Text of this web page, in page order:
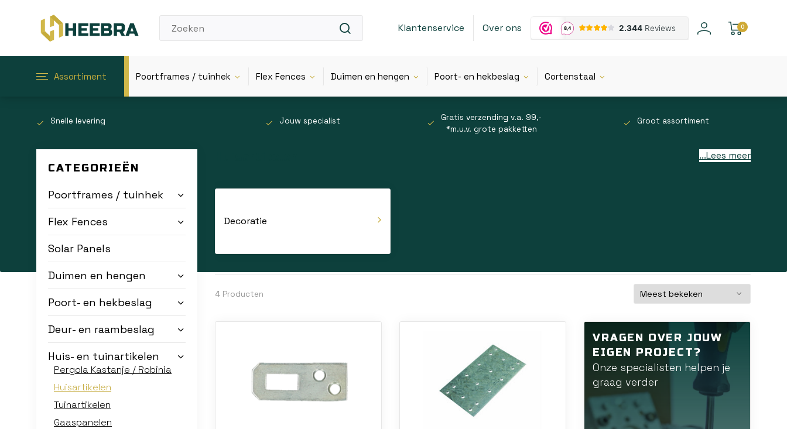
Klantenservice Over ons 0
Assortiment Poortframes / tuinhek Flex Fences Duimen en hengen Poort- en hekbeslag Cortenstaal
Snelle levering Jouw specialist
Gratis verzending v.a. 99,-
*m.u.v. grote pakketten
Groot assortiment
CATEGORIEËN
Poortframes / tuinhek
Flex Fences
Solar Panels
Duimen en hengen
Poort- en hekbeslag
Deur- en raambeslag
Huis- en tuinartikelen
Pergola Kastanje / Robinia
Huisartikelen
Tuinartikelen
Gaaspanelen
van organisatie en onderhoud tot comfort en gemak.
Deze artikelen zijn geschikt voor verschillende ruimtes in huis, zoals de woonkamer, keuken, slaapkamer en badkamer. Ze
zijn ontworpen om je dagelijkse routines eenvoudiger en efficiënter te maken.
Onze huisartikelen zijn gemaakt van kwaliteitsmaterialen die lang meegaan. Ze zijn betrouwbaar in gebruik en bieden
een goede prijs-kwaliteitverhouding.
Of je nu zoekt naar gemak, netheid of structuur, huisartikelen dragen bij aan een prettig en functioneel thuis. Met deze
producten maak je je leefruimte compleet en aangenaam.
...Lees meer
Decoratie
4 Producten
VRAGEN OVER JOUW
EIGEN PROJECT?
Onze specialisten helpen je
graag verder